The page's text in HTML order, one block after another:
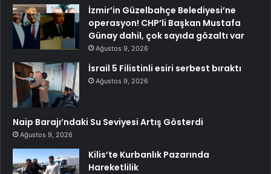
İzmir’in Güzelbahçe Belediyesi’ne
operasyon! CHP’li Başkan Mustafa
Günay dahil, çok sayıda gözaltı var
Ağustos 9, 2026
İsrail 5 Filistinli esiri serbest bıraktı
Ağustos 9, 2026
Naip Barajı’ndaki Su Seviyesi Artış Gösterdi
Ağustos 9, 2026
Kilis’te Kurbanlık Pazarında
Hareketlilik